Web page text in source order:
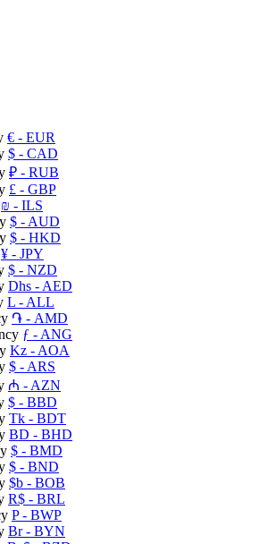
€ - EUR
$ - CAD
₽ - RUB
£ - GBP
₪ - ILS
$ - AUD
$ - HKD
¥ - JPY
$ - NZD
Dhs - AED
L - ALL
֏ - AMD
ƒ - ANG
Kz - AOA
$ - ARS
₼ - AZN
$ - BBD
Tk - BDT
BD - BHD
$ - BMD
$ - BND
$b - BOB
R$ - BRL
P- BWP
Br- BYN